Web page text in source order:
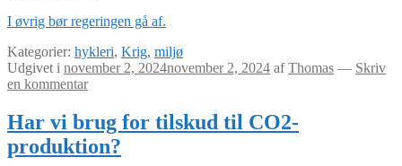
I øvrig bør regeringen gå af.
Kategorier: hykleri, Krig, miljø
Udgivet i november 2, 2024november 2, 2024 afThomas — Skriv
en kommentar
Har vi brug for tilskud til CO2-
produktion?